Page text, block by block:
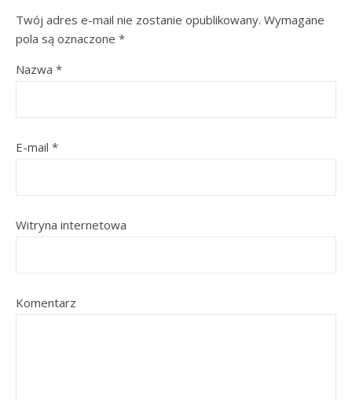
Twój adres e-mail nie zostanie opublikowany. Wymagane
pola są oznaczone *
Nazwa *
E-mail *
Witryna internetowa
Komentarz